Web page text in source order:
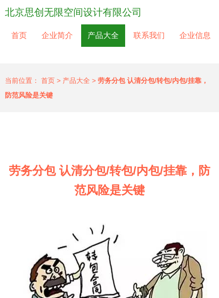
北京思创无限空间设计有限公司
首页 企业简介 产品大全 联系我们 企业信息
当前位置： 首页 > 产品大全 > 劳务分包 认清分包/转包/内包/挂靠，
防范风险是关键
劳务分包 认清分包/转包/内包/挂靠，防
范风险是关键